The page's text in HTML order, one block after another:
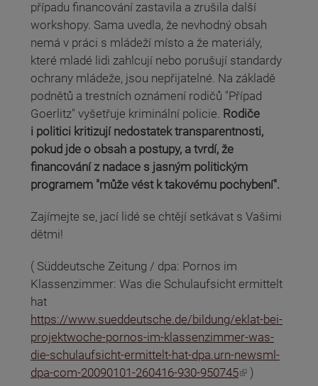
případu financování zastavila a zrušila další
workshopy. Sama uvedla, že nevhodný obsah
nemá v práci s mládeží místo a že materiály,
které mladé lidi zahlcují nebo porušují standardy
ochrany mládeže, jsou nepřijatelné. Na základě
podnětů a trestních oznámení rodičů "Případ
Goerlitz" vyšetřuje kriminální policie. Rodiče
i politici kritizují nedostatek transparentnosti,
pokud jde o obsah a postupy, a tvrdí, že
financování z nadace s jasným politickým
programem "může vést k takovému pochybení".
Zajímejte se, jací lidé se chtějí setkávat s Vašimi
dětmi!
( Süddeutsche Zeitung / dpa: Pornos im
Klassenzimmer: Was die Schulaufsicht ermittelt
hat
https://www.sueddeutsche.de/bildung/eklat-bei-
projektwoche-pornos-im-klassenzimmer-was-
die-schulaufsicht-ermittelt-hat-dpa.urn-newsml-
dpa-com-20090101-260416-930-950745
(odkaz je externí) )